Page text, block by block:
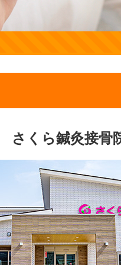
さくら鍼灸接骨